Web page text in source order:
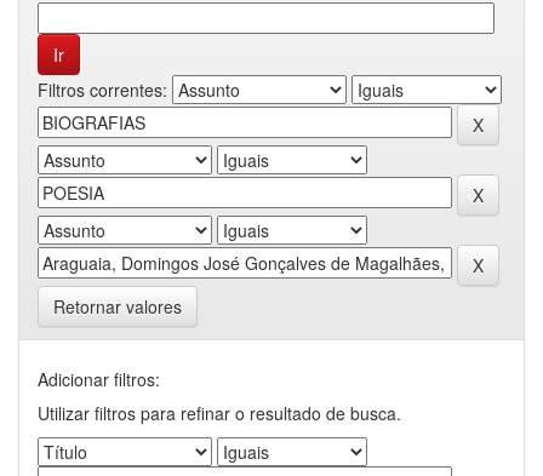
Filtros correntes:
Retornar valores
Adicionar filtros:
Utilizar filtros para refinar o resultado de busca.